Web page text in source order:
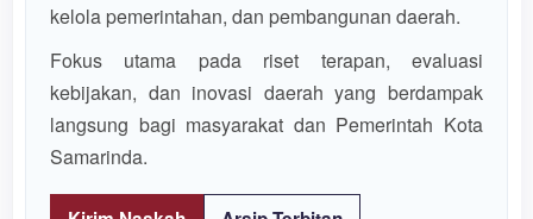
kelola pemerintahan, dan pembangunan daerah.
Fokus utama pada riset terapan, evaluasi
kebijakan, dan inovasi daerah yang berdampak
langsung bagi masyarakat dan Pemerintah Kota
Samarinda.